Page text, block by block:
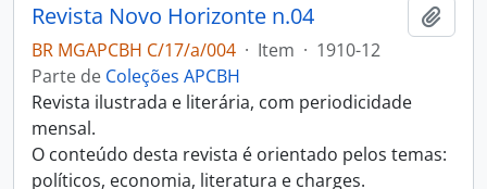
Revista Novo Horizonte n.04
BR MGAPCBH C/17/a/004 · Item · 1910-12
Parte de Coleções APCBH
Revista ilustrada e literária, com periodicidade
mensal.
O conteúdo desta revista é orientado pelos temas:
políticos, economia, literatura e charges.